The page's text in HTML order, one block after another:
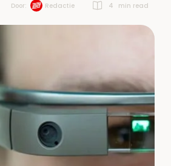
Door: Redactie 4 min read